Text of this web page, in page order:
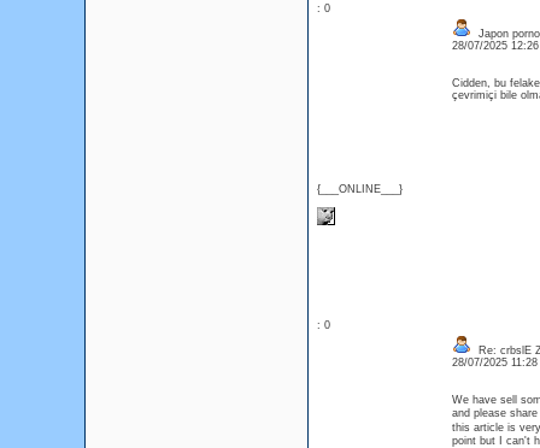
: 0
{___ONLINE___}
Japon
28/07/2025
Cidden, bu
çevrimiçi bile
: 0
Re: crbslE
28/07/2025
We have sell
and please
this article is
point but I can't